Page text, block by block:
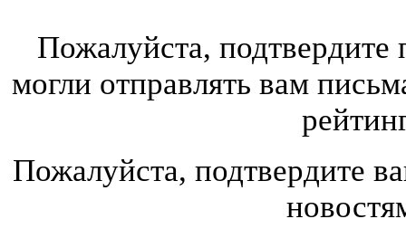
Пожалуйста,
могли отправлять вам
Пожалуйста, подтвердите